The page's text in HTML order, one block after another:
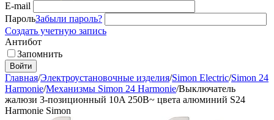
E-mail
ПарольЗабыли пароль?
Создать учетную запись
Антибот
Запомнить
Войти
Главная/Электроустановочные изделия/Simon Electric/Simon 24
Harmonie/Механизмы Simon 24 Harmonie/Выключатель
жалюзи 3-позиционный 10A 250В~ цвета алюминий S24
Harmonie Simon